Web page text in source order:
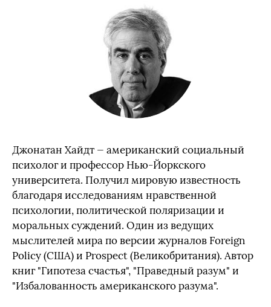
Джонатан Хайдт — американский социальный
психолог и профессор Нью-Йоркского
университета. Получил мировую известность
благодаря исследованиям нравственной
психологии, политической поляризации и
моральных суждений. Один из ведущих
мыслителей мира по версии журналов Foreign
Policy (США) и Prospect (Великобритания). Автор
книг "Гипотеза счастья", "Праведный разум" и
"Избалованность американского разума".